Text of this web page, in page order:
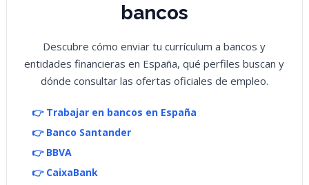
bancos
Descubre cómo enviar tu currículum a bancos y
entidades financieras en España, qué perfiles buscan y
dónde consultar las ofertas oficiales de empleo.
👉 Trabajar en bancos en España
👉 Banco Santander
👉 BBVA
👉 CaixaBank